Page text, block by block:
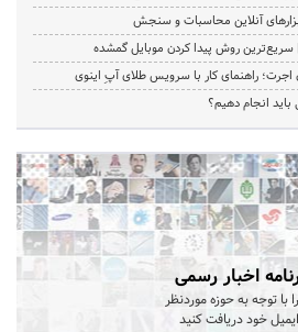
آنلاین محاسبات و سنجش
روش پیدا کردن موبایل گمشده
راهنمای کار با سرویس طلای آپِ اینوی
انجام دهیم؟
اخبار رسمی
با توجه به حوزه موردنظر
خود دریافت کنید